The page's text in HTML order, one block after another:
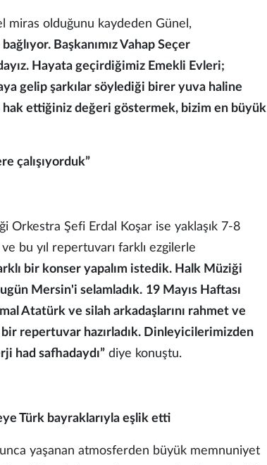
miras olduğunu kaydeden Günel,
Başkanımız Vahap Seçer
Hayata geçirdiğimiz Emekli Evleri;
gelip şarkılar söylediği birer yuva haline
hak ettiğiniz değeri göstermek, bizim en büyük
çalışıyorduk”
Orkestra Şefi Erdal Koşar ise yaklaşık 7-8
bu yıl repertuvarı farklı ezgilerle
bir konser yapalım istedik. Halk Müziği
Mersin'i selamladık. 19 Mayıs Haftası
Atatürk ve silah arkadaşlarını rahmet ve
bir repertuvar hazırladık. Dinleyicilerimizden
had safhadaydı” diye konuştu.
Türk bayraklarıyla eşlik etti
yaşanan atmosferden büyük memnuniyet